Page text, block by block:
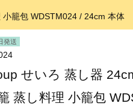
籠包 WDSTM024 / 24cm 本体
発送
せいろ 蒸し器
蒸し料理 小籠包